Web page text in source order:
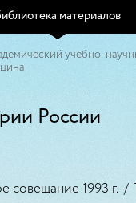
материалов
учебно-
России
совещание 1993 г./